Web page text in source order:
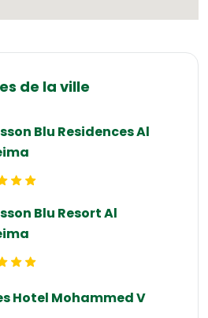
de la ville
Blu Residences Al
Blu Resort Al
Hotel Mohammed V